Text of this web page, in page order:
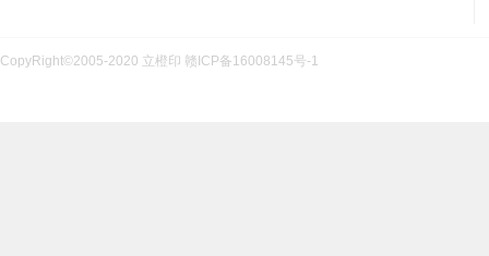
CopyRight©2005-2020 立橙印 赣ICP备16008145号-1